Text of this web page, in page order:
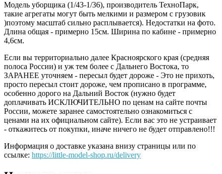
Модель уборщика (1/43-1/36), производитель ТехноПарк,
такие агрегаты могут быть мелкими и размером с грузовик
)поэтому масштаб сильно расплывается). Недостатки на фото.
Длина общая - примерно 15см. Ширина по кабине - примерно
4,6см.
Если вы территориально далее Красноярского края (средняя
полоса России) и уж тем более с Дальнего Востока, то
ЗАРАНЕЕ уточняем - пересыл будет дороже - Это не прихоть,
просто пересыл стоит дороже, чем прописано в программе,
особенно дорого на Дальний Восток (нужно будет
доплачивать ИСКЛЮЧИТЕЛЬНО по ценам на сайте почты
России, можете заранее самостоятельно ознакомиться с
ценами на их официальном сайте). Если вас это не устраивает
- откажитесь от покупки, иначе ничего не будет отправлено!!!
Информация о доставке указана внизу страницы или по
ссылке: https://little-model-shop.ru/delivery